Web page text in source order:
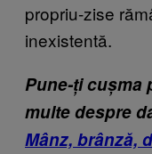
propriu-zise
inexistentă.
Pune-ți cușma
multe despre
Mânz, brânză,